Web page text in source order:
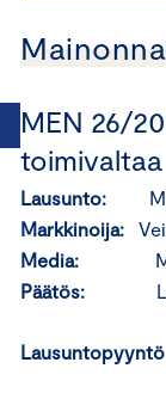
MEN 26/
toimivaltaa
Lausunto:
Markkinoija:
Media:
Päätös:
Lausuntopyyntö